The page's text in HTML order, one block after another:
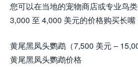
您可以在当地的宠物商店或专业鸟
3,000 至 4,000 美元的价格购买长嘴
黄尾黑凤头鹦鹉（7,500 美元 –
黄尾黑凤头鹦鹉价格